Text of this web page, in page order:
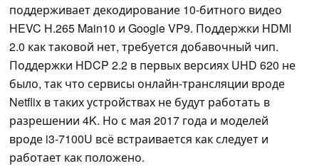
поддерживает декодирование 10-битного видео
HEVC H.265 Main10 и Google VP9. Поддержки HDMI
2.0 как таковой нет, требуется добавочный чип.
Поддержки HDCP 2.2 в первых версиях UHD 620 не
было, так что сервисы онлайн-трансляции вроде
Netflix в таких устройствах не будут работать в
разрешении 4K. Но с мая 2017 года и моделей
вроде i3-7100U всё встраивается как следует и
работает как положено.